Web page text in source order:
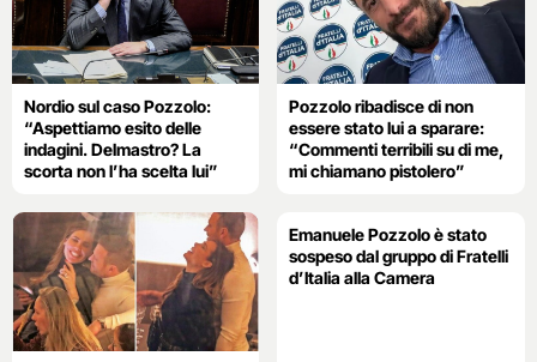
Nordio sul caso Pozzolo:
“Aspettiamo esito delle
indagini. Delmastro? La
scorta non l’ha scelta lui”
Pozzolo ribadisce di non
essere stato lui a sparare:
“Commenti terribili su di me,
mi chiamano pistolero”
Emanuele Pozzolo è stato
sospeso dal gruppo di Fratelli
d’Italia alla Camera